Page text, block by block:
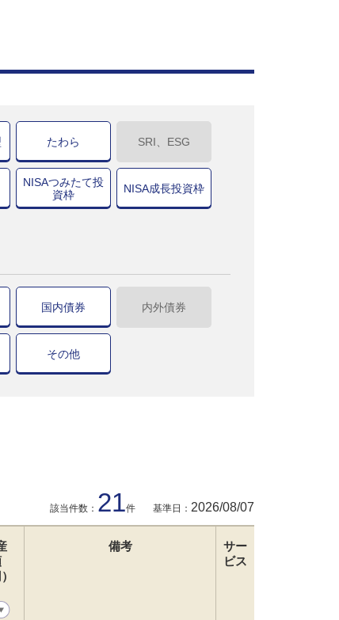
たわら SRI、ESG
NISAつみたて投
資枠
NISA成長投資枠
国内債券 内外債券
その他
該当件数： 21件 基準日： 2026/08/07
備考
サー
ビス